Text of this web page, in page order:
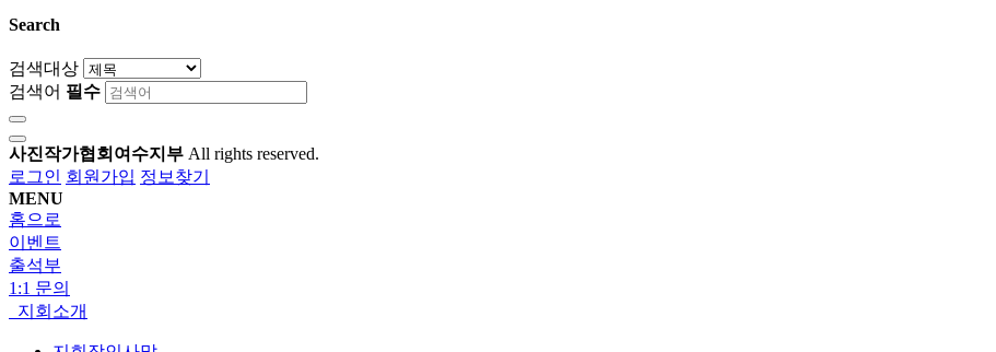
Search
검색대상
검색어 필수
사진작가협회여수지부 All rights reserved.
로그인 회원가입 정보찾기
MENU
홈으로
이벤트
출석부
1:1 문의
지회소개